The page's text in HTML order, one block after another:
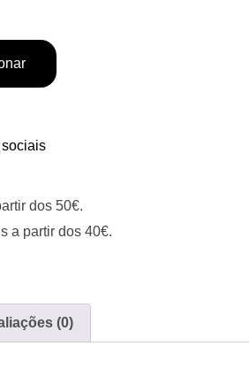
dos 50€.
a partir dos 40€.
(0)